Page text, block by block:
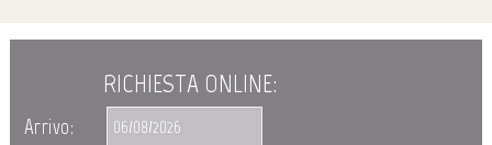
RICHIESTA ONLINE:
Arrivo: